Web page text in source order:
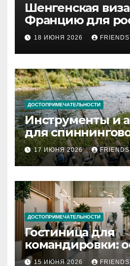
Шенгенская
Францию для
2026 году: сроки
и список
документов
18 ИЮНЯ 2026
ДОСТОПРИМЕЧАТЕЛЬНОСТИ
Инструменты и
для
рыбалки:
типы
17 ИЮНЯ 2026
ДОСТОПРИМЕЧАТЕЛЬНОСТИ
Гостиница для
командировки:
критерии
15 ИЮНЯ 2026